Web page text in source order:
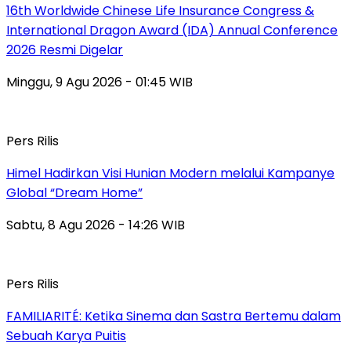
16th Worldwide Chinese Life Insurance Congress &
International Dragon Award (IDA) Annual Conference
2026 Resmi Digelar
Minggu, 9 Agu 2026 - 01:45 WIB
Pers Rilis
Himel Hadirkan Visi Hunian Modern melalui Kampanye
Global “Dream Home”
Sabtu, 8 Agu 2026 - 14:26 WIB
Pers Rilis
FAMILIARITÉ: Ketika Sinema dan Sastra Bertemu dalam
Sebuah Karya Puitis